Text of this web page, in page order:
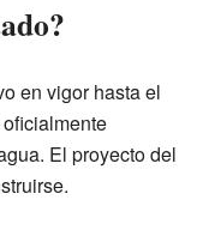
en vigor hasta el
El proyecto del